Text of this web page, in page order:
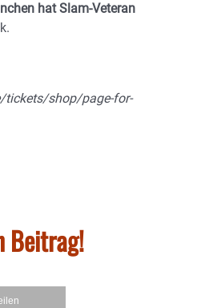
hat Slam-Veteran
tickets/shop/page-for-
Beitrag!